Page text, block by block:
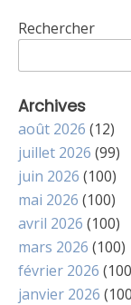
Rechercher
Archives
août 2026 (12)
juillet 2026 (99)
juin 2026 (100)
mai 2026 (100)
avril 2026 (100)
mars 2026 (100)
février 2026
janvier 2026